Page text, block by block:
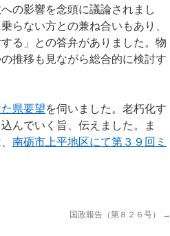
の影響を念頭に議論されまし
らない方との兼ね合いもあり、
る」との答弁がありました。物
推移も見ながら総合的に検討す
県要望を伺いました。老朽化す
んでいく旨、伝えました。ま
南砺市上平地区にて第３９回ミ
国政報告（第８２６号） →